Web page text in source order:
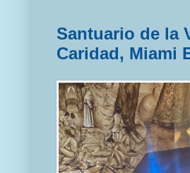
Santuario de la
Caridad, Miami